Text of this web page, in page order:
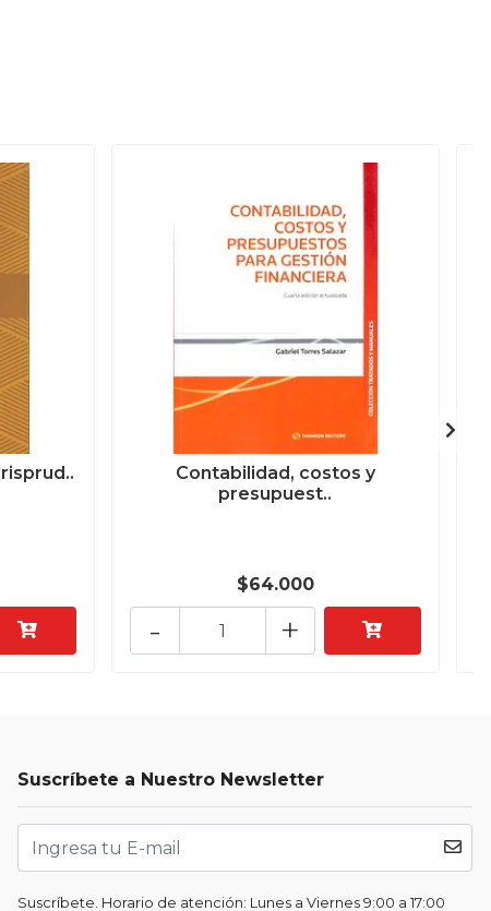
Contabilidad, costos y
presupuest..
$64.000
+
-
Suscríbete a Nuestro Newsletter
Suscríbete. Horario de atención: Lunes a Viernes 9:00 a 17:00